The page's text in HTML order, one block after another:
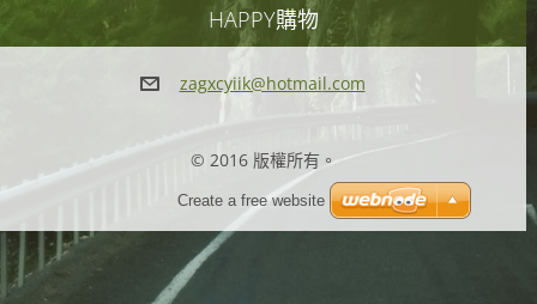
HAPPY購物
zagxcyiik@hotmail.com
© 2016 版權所有。
Create a free website